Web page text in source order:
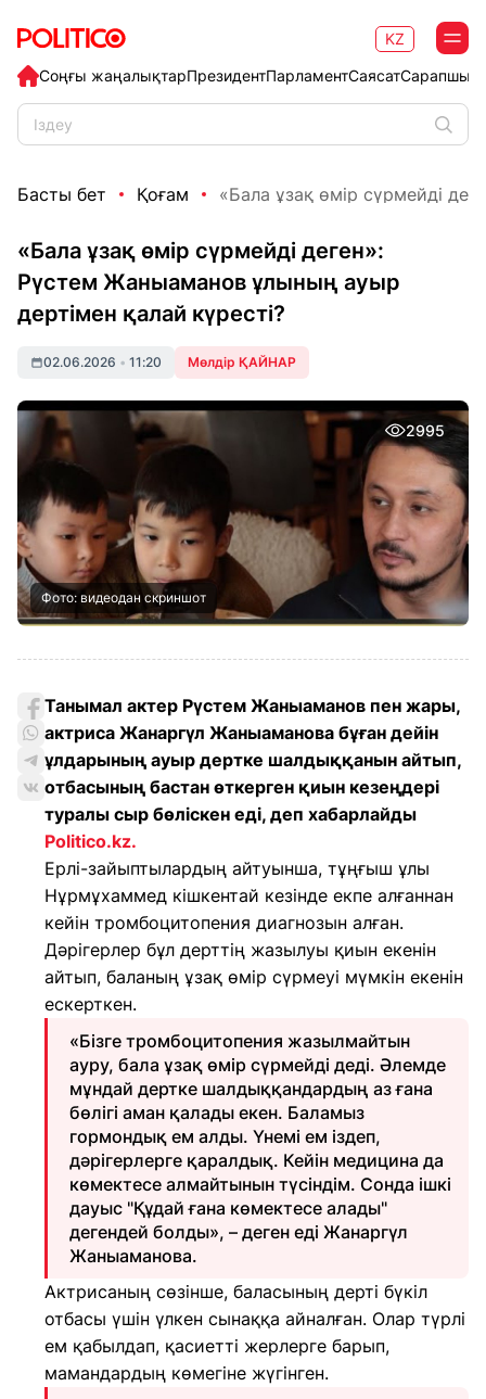
Соңғы жаңалықтарПрезидентПарламентСаясат
KZ
Басты бет Қоғам «Бала ұзақ өмір сүрмейді
«Бала ұзақ өмір сүрмейді деген»:
Рүстем Жаныаманов ұлының ауыр
дертімен қалай күресті?
02.06.2026 • 11:20 Мөлдір ҚАЙНАР
2995
Фото: видеодан скриншот
Танымал актер Рүстем Жаныаманов пен жары,
актриса Жанаргүл Жаныаманова бұған дейін
ұлдарының ауыр дертке шалдыққанын айтып,
отбасының бастан өткерген қиын кезеңдері
туралы сыр бөліскен еді, деп хабарлайды
Politico.kz.
Ерлі-зайыптылардың айтуынша, тұңғыш ұлы
Нұрмұхаммед кішкентай кезінде екпе алғаннан
кейін тромбоцитопения диагнозын алған.
Дәрігерлер бұл дерттің жазылуы қиын екенін
айтып, баланың ұзақ өмір сүрмеуі мүмкін екенін
ескерткен.
«Бізге тромбоцитопения жазылмайтын
ауру, бала ұзақ өмір сүрмейді деді. Әлемде
мұндай дертке шалдыққандардың аз ғана
бөлігі аман қалады екен. Баламыз
гормондық ем алды. Үнемі ем іздеп,
дәрігерлерге қаралдық. Кейін медицина да
көмектесе алмайтынын түсіндім. Сонда ішкі
дауыс "Құдай ғана көмектесе алады"
дегендей болды», – деген еді Жанаргүл
Жаныаманова.
Актрисаның сөзінше, баласының дерті бүкіл
отбасы үшін үлкен сынаққа айналған. Олар түрлі
ем қабылдап, қасиетті жерлерге барып,
мамандардың көмегіне жүгінген.